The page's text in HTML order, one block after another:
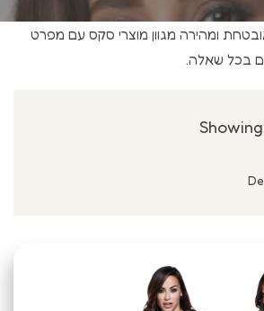
ומהירה מגוון מוצרי סקס עם מפרט
בכל שאלה.